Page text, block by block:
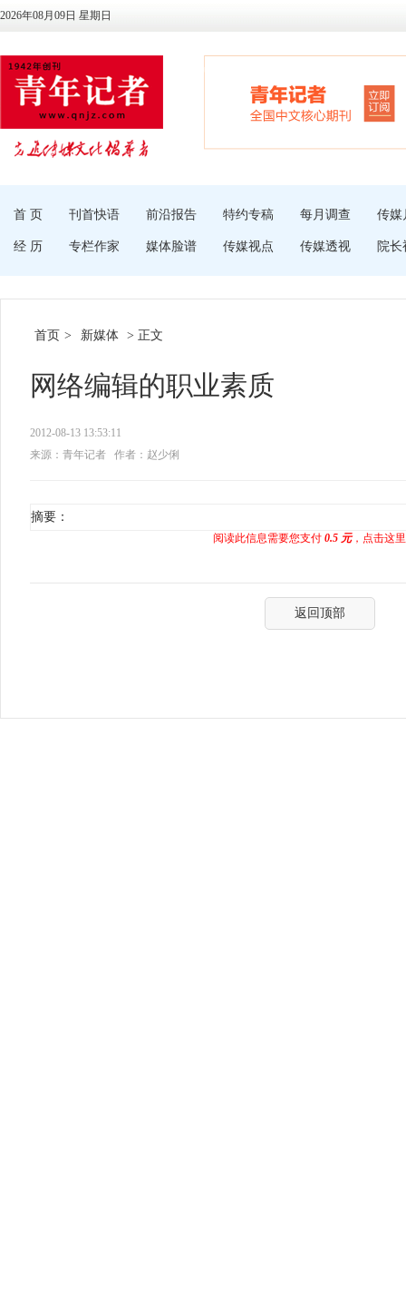
2026年08月09日 星期日
首 页 刊首快语 前沿报告 特约专稿 每月调查 传媒
经 历 专栏作家 媒体脸谱 传媒视点 传媒透视 院长
首页 > 新媒体 > 正文
网络编辑的职业素质
2012-08-13 13:53:11
来源：青年记者
作者：赵少俐
摘要：
阅读此信息需要您支付 0.5 元，点击这
返回顶部